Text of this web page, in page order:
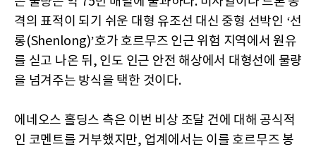
격의 표적이 되기 쉬운 대형 유조선 대신 중형 선박인 ‘선
롱(Shenlong)’호가 호르무즈 인근 위험 지역에서 원유
를 싣고 나온 뒤, 인도 인근 안전 해상에서 대형선에 물량
을 넘겨주는 방식을 택한 것이다.
에네오스 홀딩스 측은 이번 비상 조달 건에 대해 공식적
인 코멘트를 거부했지만, 업계에서는 이를 호르무즈 봉